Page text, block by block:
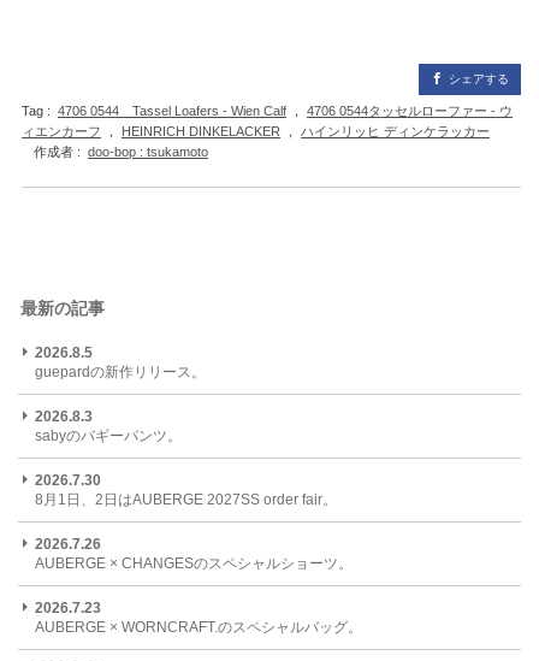
シェアする
Tag : 4706 0544 Tassel Loafers - Wien Calf ，
4706 0544タッセルローファー - ウ
ィエンカーフ
， HEINRICH DINKELACKER ，
ハインリッヒ ディンケラッカー
作成者 : doo-bop : tsukamoto
最新の記事
2026.8.5
guepardの新作リリース。
2026.8.3
sabyのバギーパンツ。
2026.7.30
8月1日、2日はAUBERGE 2027SS order fair。
2026.7.26
AUBERGE × CHANGESのスペシャルショーツ。
2026.7.23
AUBERGE × WORNCRAFT.のスペシャルバッグ。